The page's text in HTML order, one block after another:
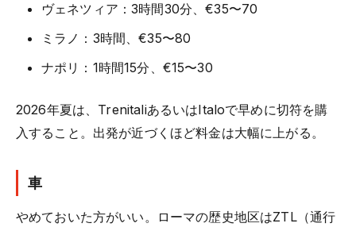
ヴェネツィア：3時間30分、€35〜70
ミラノ：3時間、€35〜80
ナポリ：1時間15分、€15〜30
2026年夏は、TrenitaliあるいはItaloで早めに切符を購
入すること。出発が近づくほど料金は大幅に上がる。
車
やめておいた方がいい。ローマの歴史地区はZTL（通行